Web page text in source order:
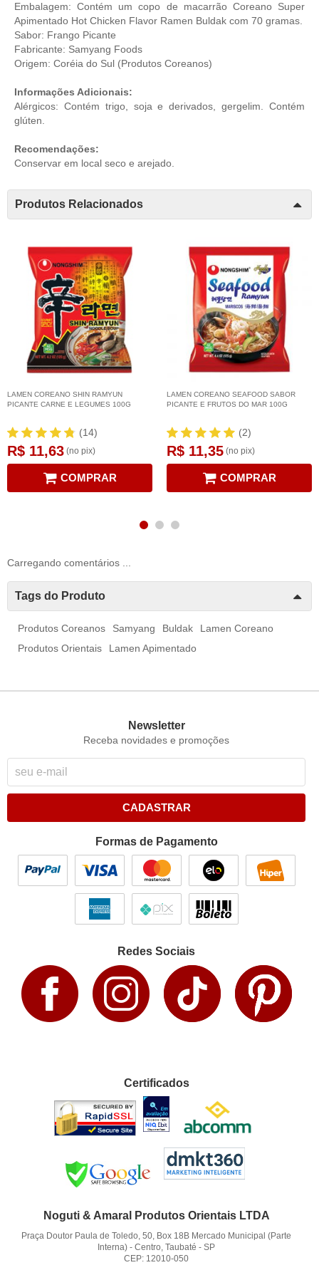
Embalagem: Contém um copo de macarrão Coreano Super
Apimentado Hot Chicken Flavor Ramen Buldak com 70 gramas.
Sabor: Frango Picante
Fabricante: Samyang Foods
Origem: Coréia do Sul (Produtos Coreanos)
Informações Adicionais:
Alérgicos: Contém trigo, soja e derivados, gergelim. Contém
glúten.
Recomendações:
Conservar em local seco e arejado.
Produtos Relacionados
LAMEN COREANO SHIN RAMYUN
PICANTE CARNE E LEGUMES 100G
(14)
R$ 11,63 (no pix)
COMPRAR
LAMEN COREANO SEAFOOD SABOR
PICANTE E FRUTOS DO MAR 100G
(2)
R$ 11,35 (no pix)
COMPRAR
Carregando comentários ...
Tags do Produto
Produtos Coreanos Samyang Buldak
Lamen Coreano
Produtos Orientais
Lamen Apimentado
Newsletter
Receba novidades e promoções
CADASTRAR
Formas de Pagamento
Redes Sociais
Certificados
Noguti & Amaral Produtos Orientais LTDA
Praça Doutor Paula de Toledo, 50, Box 18B Mercado Municipal (Parte
Interna) -Centro, Taubaté -SP
CEP: 12010-050